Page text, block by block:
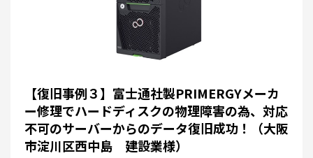
【復旧事例３】富士通社製PRIMERGYメーカ
ー修理でハードディスクの物理障害の為、対応
不可のサーバーからのデータ復旧成功！（大阪
市淀川区西中島 建設業様）